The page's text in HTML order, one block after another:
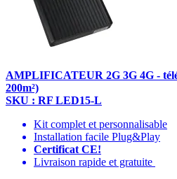
AMPLIFICATEUR 2G 3G 4G -
200m²)
SKU : RF LED15-L
Kit complet et personnalisable
Installation facile Plug&Play
Certificat CE!
Livraison rapide et gratuite